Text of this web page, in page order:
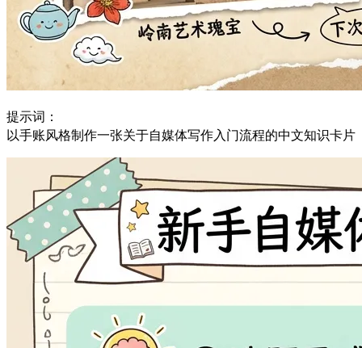
提示词：
以手账风格制作一张关于自媒体写作入门流程的中文知识卡片